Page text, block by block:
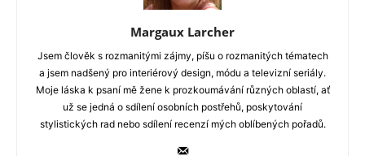
Margaux Larcher
Jsem člověk s rozmanitými zájmy, píšu o rozmanitých tématech
a jsem nadšený pro interiérový design, módu a televizní seriály.
Moje láska k psaní mě žene k prozkoumávání různých oblastí, ať
už se jedná o sdílení osobních postřehů, poskytování
stylistických rad nebo sdílení recenzí mých oblíbených pořadů.